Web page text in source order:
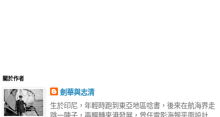
關於作者
劍華與志清
生於印尼，年輕時跑到東亞地區唸書，後來在航海界走